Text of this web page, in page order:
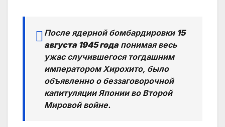
После ядерной бомбардировки 15
августа 1945 годапонимая весь
ужас случившегося тогдашним
императором Хирохито, было
объявленно о беззаговорочной
капитуляции Японии во Второй
Мировой войне.